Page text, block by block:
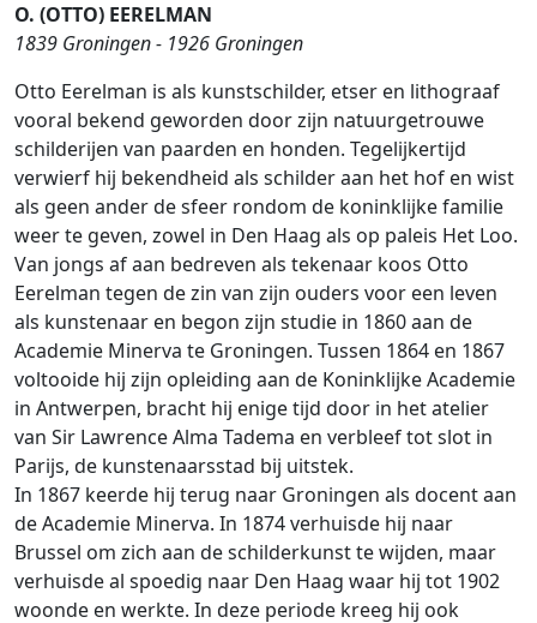
O. (OTTO) EERELMAN
1839 Groningen - 1926 Groningen
Otto Eerelman is als kunstschilder, etser en lithograaf
vooral bekend geworden door zijn natuurgetrouwe
schilderijen van paarden en honden. Tegelijkertijd
verwierf hij bekendheid als schilder aan het hof en wist
als geen ander de sfeer rondom de koninklijke familie
weer te geven, zowel in Den Haag als op paleis Het Loo.
Van jongs af aan bedreven als tekenaar koos Otto
Eerelman tegen de zin van zijn ouders voor een leven
als kunstenaar en begon zijn studie in 1860 aan de
Academie Minerva te Groningen. Tussen 1864 en 1867
voltooide hij zijn opleiding aan de Koninklijke Academie
in Antwerpen, bracht hij enige tijd door in het atelier
van Sir Lawrence Alma Tadema en verbleef tot slot in
Parijs, de kunstenaarsstad bij uitstek.
In 1867 keerde hij terug naar Groningen als docent aan
de Academie Minerva. In 1874 verhuisde hij naar
Brussel om zich aan de schilderkunst te wijden, maar
verhuisde al spoedig naar Den Haag waar hij tot 1902
woonde en werkte. In deze periode kreeg hij ook